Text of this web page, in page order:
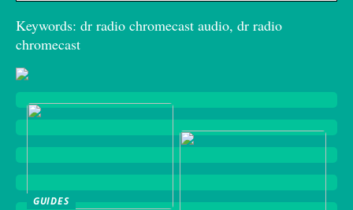
Keywords: dr radio chromecast audio, dr radio
chromecast
GUIDES